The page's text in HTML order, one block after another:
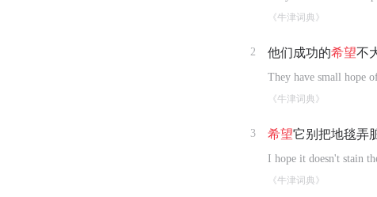
《牛津词典》
2 他们成功的希望不
They have small hope
《牛津词典》
3 希望它别把地毯弄
I hope it doesn't stain
《牛津词典》